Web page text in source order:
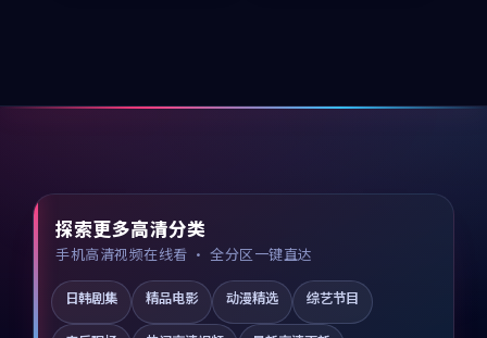
探索更多高清分类
手机高清视频在线看 · 全分区一键直达
日韩剧集 精品电影 动漫精选 综艺节目